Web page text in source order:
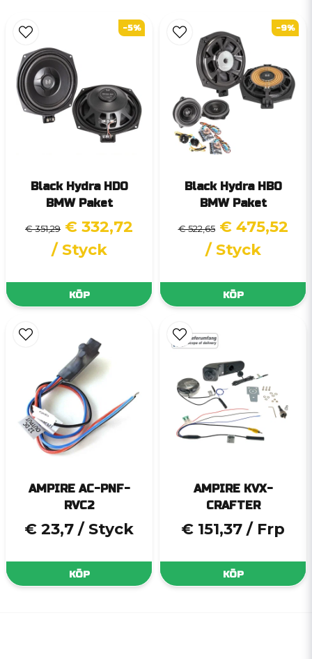
Black Hydra HDO
BMW Paket
€ 351,29 € 332,72
/ Styck
KÖP
-5%
Black Hydra HBO
BMW Paket
€ 522,65 € 475,52
/ Styck
KÖP
-9%
AMPIRE AC-PNF-
RVC2
€ 23,7 / Styck
KÖP
AMPIRE KVX-
CRAFTER
€ 151,37 / Frp
KÖP